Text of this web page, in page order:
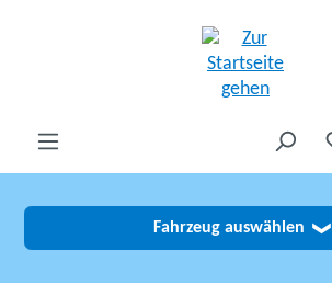
Fahrzeug auswählen ❯